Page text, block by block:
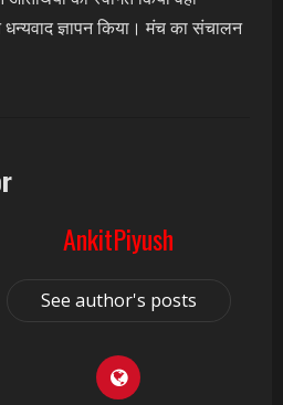
धन्यवाद ज्ञापन किया। मंच का संचालन
AnkitPiyush
See author's posts